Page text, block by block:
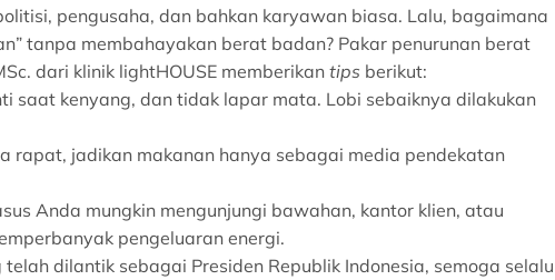
pengusaha, dan bahkan karyawan biasa. Lalu, bagaimana
tanpa membahayakan berat badan? Pakar penurunan berat
dari klinik lightHOUSE memberikan tips berikut:
saat kenyang, dan tidak lapar mata. Lobi sebaiknya dilakukan
rapat, jadikan makanan hanya sebagai media pendekatan
Anda mungkin mengunjungi bawahan, kantor klien, atau
pengeluaran energi.
dilantik sebagai Presiden Republik Indonesia, semoga selalu